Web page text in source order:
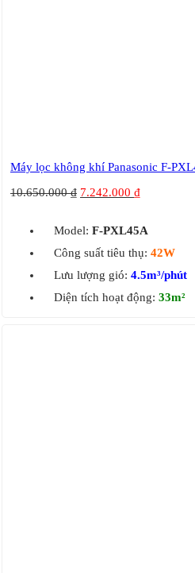
Máy lọc không khí Panasonic F-
10.650.000₫ 7.242.000 ₫
Model: F-PXL45A
Công suất tiêu thụ: 42W
Lưu lượng gió: 4.5m³/phút
Diện tích hoạt động: 33m²